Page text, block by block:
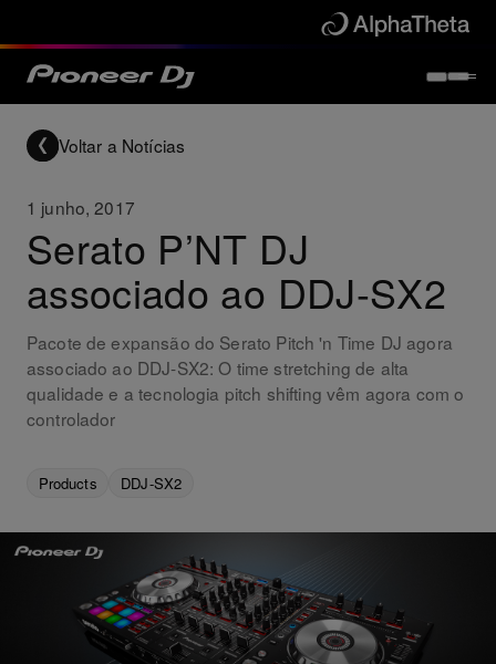
Voltar a Notícias
1 junho, 2017
Serato P’NT DJ
associado ao DDJ-SX2
Pacote de expansão do Serato Pitch 'n Time DJ agora
associado ao DDJ-SX2: O time stretching de alta
qualidade e a tecnologia pitch shifting vêm agora com o
controlador
Products DDJ-SX2